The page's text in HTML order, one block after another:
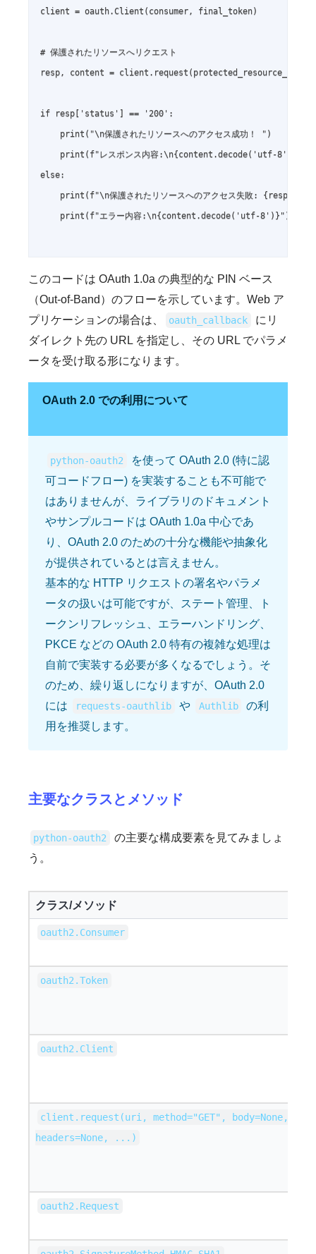
client = oauth.Client(consumer, final_token)
# 保護されたリソースへリクエスト
resp, content = client.request(protected_resource_url,
if resp['status'] == '200':
    print("\n保護されたリソースへのアクセス成功！ ")
    print(f"レスポンス内容:\n{content.decode('utf-8')}")
else:
print(f"\n保護されたリソースへのアクセス失敗:
    print(f"エラー内容:\n{content.decode('utf-8')}")
このコードは OAuth 1.0a の典型的な PIN ベース
（Out-of-Band）のフローを示しています。Web ア
プリケーションの場合は、
oauth_callback
にリ
ダイレクト先の URL を指定し、その URL でパラメ
ータを受け取る形になります。
OAuth 2.0 での利用について
python-oauth2
を使って OAuth 2.0 (特に認
可コードフロー) を実装することも不可能で
はありませんが、ライブラリのドキュメント
やサンプルコードは OAuth 1.0a 中心であ
り、OAuth 2.0 のための十分な機能や抽象化
が提供されているとは言えません。
基本的な HTTP リクエストの署名やパラメ
ータの扱いは可能ですが、ステート管理、ト
ークンリフレッシュ、エラーハンドリング、
PKCE などの OAuth 2.0 特有の複雑な処理は
自前で実装する必要が多くなるでしょう。そ
のため、繰り返しになりますが、OAuth 2.0
には
requests-oauthlib や Authlib
の利
用を推奨します。
主要なクラスとメソッド
python-oauth2
の主要な構成要素を見てみましょ
う。
クラス/メソッド
oauth2.Consumer
oauth2.Token
oauth2.Client
client.request(uri, method="GET", body=None,
headers=None, ...)
oauth2.Request